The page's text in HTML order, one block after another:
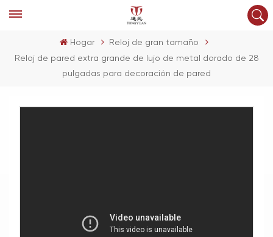
Hogar
Reloj de gran tamaño
Reloj de pared extra grande de lujo de metal dorado de 28
pulgadas para decoración de pared